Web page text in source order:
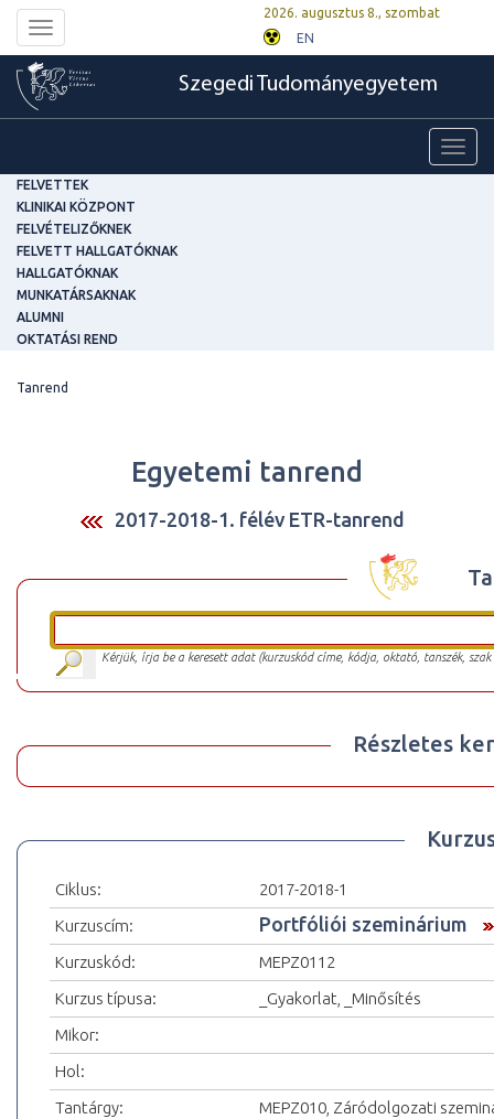
Toggle
navigation
2026. augusztus 8., szombat
EN
Szegedi Tudományegyetem
FELVETTEK
KLINIKAI KÖZPONT
FELVÉTELIZŐKNEK
FELVETT HALLGATÓKNAK
HALLGATÓKNAK
MUNKATÁRSAKNAK
ALUMNI
OKTATÁSI REND
Tanrend
Egyetemi tanrend
2017-2018-1. félév ETR-tanrend
Kérjük, írja be a keresett adat (kurzuskód címe, kódja, oktató, tanszék,
Részletes
Ciklus:
2017-2018-1
Kurzuscím:
Portfóliói szeminárium
Kurzuskód:
MEPZ0112
Kurzus típusa:
_Gyakorlat, _Minősítés
Mikor:
Hol:
Tantárgy:
MEPZ010, Záródolgozati